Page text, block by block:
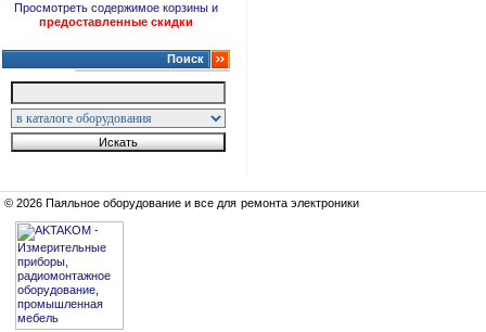
Просмотреть содержимое корзины и
предоставленные скидки
Поиск
© 2026 Паяльное оборудование и все для ремонта электроники